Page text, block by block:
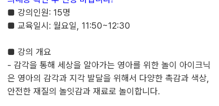
■ 강의인원: 15명
■ 교육일시 : 월요일 , 11:50~12:30
■ 강의 개요
- 감각을 통해 세상을 알아가는 영아를 위한 놀이 아이크닉
은 영아의 감각과 지각 발달을 위해서 다양한 촉감과 색상
안전한 재질의 놀잇감과 재료로 놀이합니다.